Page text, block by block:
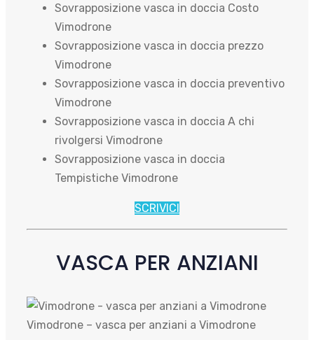
Sovrapposizione vasca in doccia Costo
Vimodrone
Sovrapposizione vasca in doccia prezzo
Vimodrone
Sovrapposizione vasca in doccia preventivo
Vimodrone
Sovrapposizione vasca in doccia A chi
rivolgersi Vimodrone
Sovrapposizione vasca in doccia
Tempistiche Vimodrone
SCRIVICI
VASCA PER ANZIANI
Vimodrone – vasca per anziani a Vimodrone